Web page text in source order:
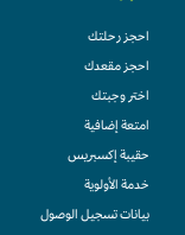
احجز رحلتك
احجز مقعدك
اختر وجبتك
امتعة إضافية
حقيبة إكسبريس
خدمة الأولوية
بيانات تسجيل الوصول